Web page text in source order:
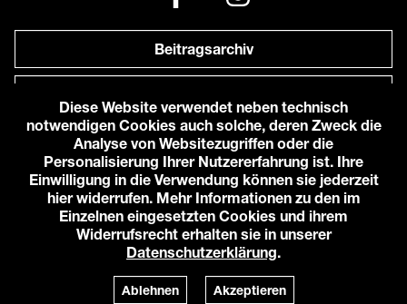
Beitragsarchiv
Anfahrt zu uns
© 2026 Karlstorbahnhof e.V.
Impressum
Datenschutzerklärung
Cookie-Einstellungen
Powered by
TWT Digital Health
Diese Website verwendet neben technisch
notwendigen Cookies auch solche, deren Zweck die
Analyse von Websitezugriffen oder die
Personalisierung Ihrer Nutzererfahrung ist. Ihre
Einwilligung in die Verwendung können sie jederzeit
hier widerrufen. Mehr Informationen zu den im
Einzelnen eingesetzten Cookies und ihrem
Widerrufsrecht erhalten sie in unserer
Datenschutzerklärung.
Ablehnen Akzeptieren